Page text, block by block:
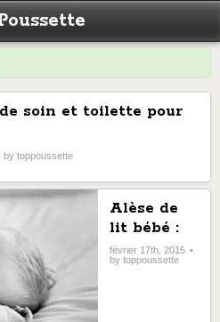
soin et toilette pour
by toppoussette
Alèse de
lit bébé :
trois
conseils
février 17th, 2015
by toppoussette